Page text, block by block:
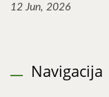
12 Jun, 2026
Navigacija